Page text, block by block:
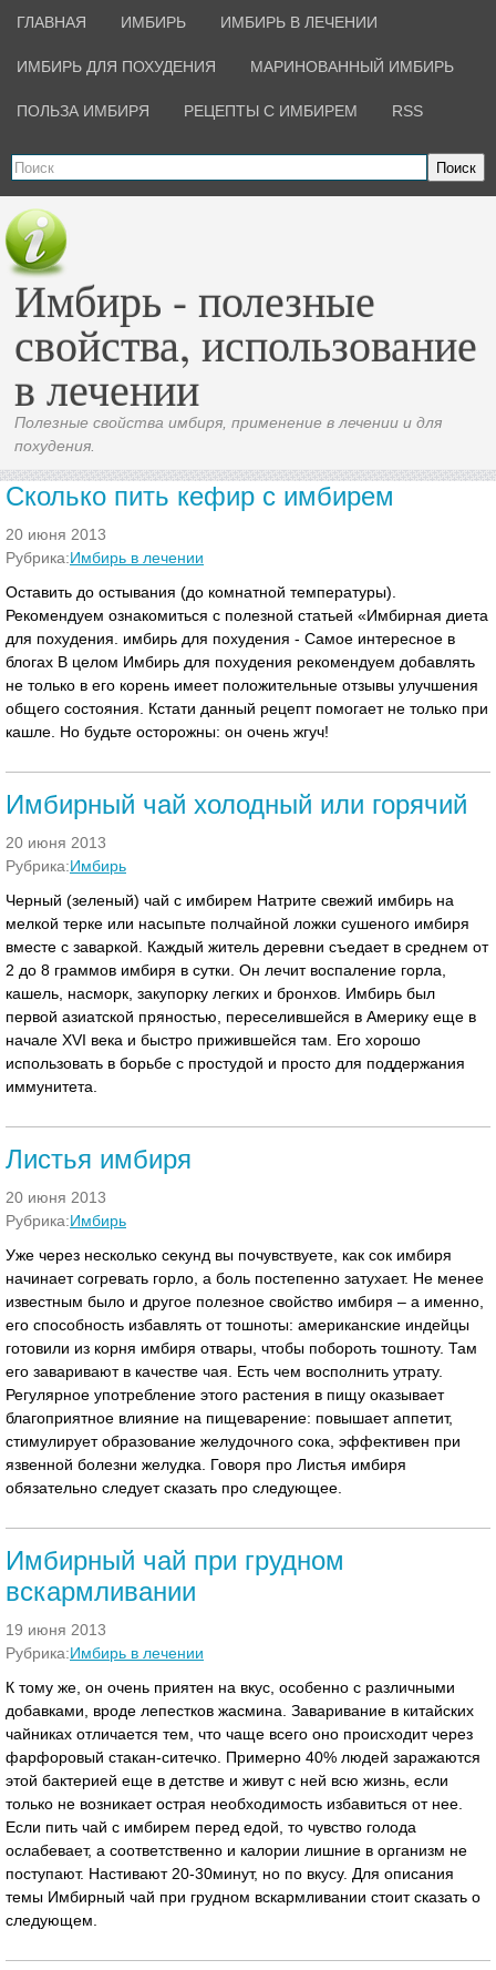
ГЛАВНАЯ ИМБИРЬ ИМБИРЬ В ЛЕЧЕНИИ
ИМБИРЬ ДЛЯ ПОХУДЕНИЯ МАРИНОВАННЫЙ ИМБИРЬ
ПОЛЬЗА ИМБИРЯ РЕЦЕПТЫ С ИМБИРЕМ RSS
Поиск
Имбирь - полезные
свойства, использование
в лечении
Полезные свойства имбиря, применение в лечении и для
похудения.
Сколько пить кефир с имбирем
20 июня 2013
Рубрика:Имбирь в лечении
Оставить до остывания (до комнатной температуры).
Рекомендуем ознакомиться с полезной статьей «Имбирная диета
для похудения. имбирь для похудения - Самое интересное в
блогах В целом Имбирь для похудения рекомендуем добавлять
не только в его корень имеет положительные отзывы улучшения
общего состояния. Кстати данный рецепт помогает не только при
кашле. Но будьте осторожны: он очень жгуч!
Имбирный чай холодный или горячий
20 июня 2013
Рубрика:Имбирь
Черный (зеленый) чай с имбирем Натрите свежий имбирь на
мелкой терке или насыпьте полчайной ложки сушеного имбиря
вместе с заваркой. Каждый житель деревни съедает в среднем от
2 до 8 граммов имбиря в сутки. Он лечит воспаление горла,
кашель, насморк, закупорку легких и бронхов. Имбирь был
первой азиатской пряностью, переселившейся в Америку еще в
начале XVI века и быстро прижившейся там. Его хорошо
использовать в борьбе с простудой и просто для поддержания
иммунитета.
Листья имбиря
20 июня 2013
Рубрика:Имбирь
Уже через несколько секунд вы почувствуете, как сок имбиря
начинает согревать горло, а боль постепенно затухает. Не менее
известным было и другое полезное свойство имбиря – а именно,
его способность избавлять от тошноты: американские индейцы
готовили из корня имбиря отвары, чтобы побороть тошноту. Там
его заваривают в качестве чая. Есть чем восполнить утрату.
Регулярное употребление этого растения в пищу оказывает
благоприятное влияние на пищеварение: повышает аппетит,
стимулирует образование желудочного сока, эффективен при
язвенной болезни желудка. Говоря про Листья имбиря
обязательно следует сказать про следующее.
Имбирный чай при грудном
вскармливании
19 июня 2013
Рубрика:Имбирь в лечении
К тому же, он очень приятен на вкус, особенно с различными
добавками, вроде лепестков жасмина. Заваривание в китайских
чайниках отличается тем, что чаще всего оно происходит через
фарфоровый стакан-ситечко. Примерно 40% людей заражаются
этой бактерией еще в детстве и живут с ней всю жизнь, если
только не возникает острая необходимость избавиться от нее.
Если пить чай с имбирем перед едой, то чувство голода
ослабевает, а соответственно и калории лишние в организм не
поступают. Настивают 20-30минут, но по вкусу. Для описания
темы Имбирный чай при грудном вскармливании стоит сказать о
следующем.